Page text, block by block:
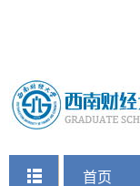
快捷菜单
首页